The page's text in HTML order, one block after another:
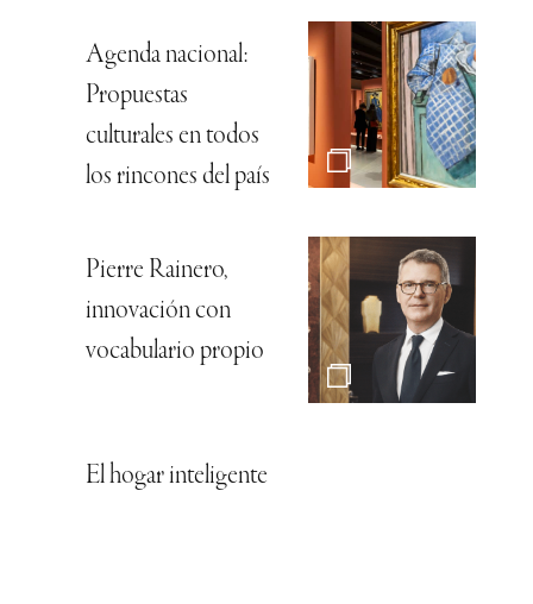
Agenda nacional:
Propuestas
culturales en todos
los rincones del país
Pierre Rainero,
innovación con
vocabulario propio
El hogar inteligente